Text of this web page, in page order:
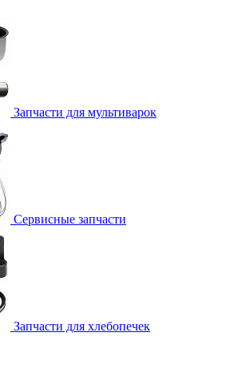
Запчасти для мультиварок
Сервисные запчасти
Запчасти для хлебопечек